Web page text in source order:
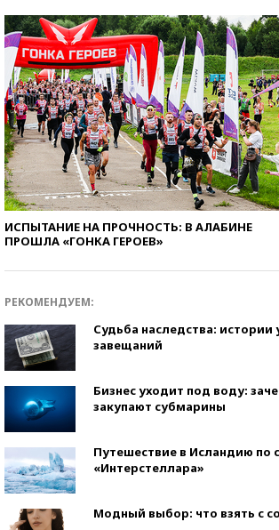
ИСПЫТАНИЕ НА ПРОЧНОСТЬ: В АЛАБИНЕ
ПРОШЛА «ГОНКА ГЕРОЕВ»
РЕКОМЕНДУЕМ:
Судьба наследства: истории
завещаний
Бизнес уходит под воду:
закупают субмарины
Путешествие в Исландию по
«Интерстеллара»
Модный выбор: что взять с